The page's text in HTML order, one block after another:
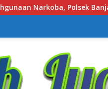
Laksanakan Tes Urine